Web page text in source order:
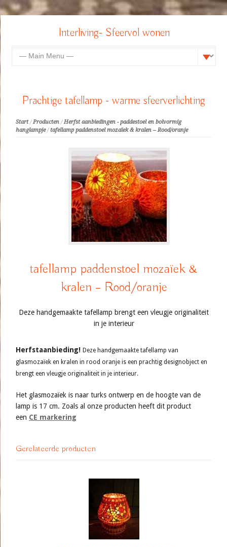
Interliving- Sfeervol wonen
Prachtige tafellamp - warme sfeerverlichting
Start/Producten /Herfst aanbiedingen - paddestoel en bolvormig
hanglampje/tafellamp paddenstoel mozaïek & kralen – Rood/oranje
tafellamp paddenstoel mozaïek &
kralen – Rood/oranje
Deze handgemaakte tafellamp brengt een vleugje originaliteit
in je interieur
Herfstaanbieding! Deze handgemaakte tafellamp van
glasmozaïek en kralen in rood oranje is een prachtig designobject en
brengt een vleugje originaliteit in je interieur.
Het glasmozaïek is naar turks ontwerp en de hoogte van de
lamp is 17 cm. Zoals al onze producten heeft dit product
een CE markering
Gerelateerde producten